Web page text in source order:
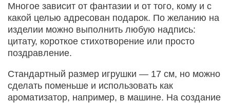
Многое зависит от фантазии и от того, кому и с
какой целью адресован подарок. По желанию на
изделии можно выполнить любую надпись:
цитату, короткое стихотворение или просто
поздравление.
Стандартный размер игрушки — 17 см, но можно
сделать поменьше и использовать как
ароматизатор, например, в машине. На создание